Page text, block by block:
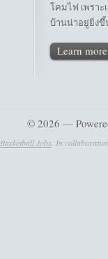
โคมไฟ เพราะ
บ้านน่าอยู่ยิ่งขึ้
Learn
© 2026 —
Basketball Jobs. In